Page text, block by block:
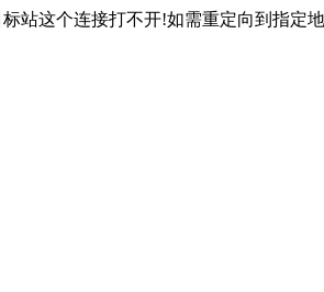
站这个连接打不开!如需重定向到指定